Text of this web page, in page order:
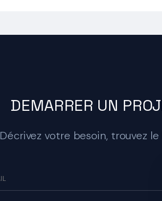
DEMARRER UN
Décrivez votre besoin, trouvez